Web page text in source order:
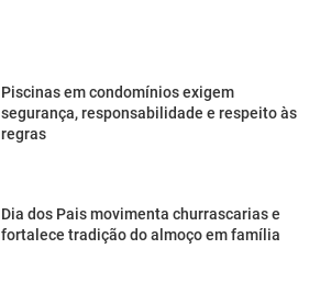
Piscinas em condomínios exigem
segurança, responsabilidade e respeito às
regras
Dia dos Pais movimenta churrascarias e
fortalece tradição do almoço em família